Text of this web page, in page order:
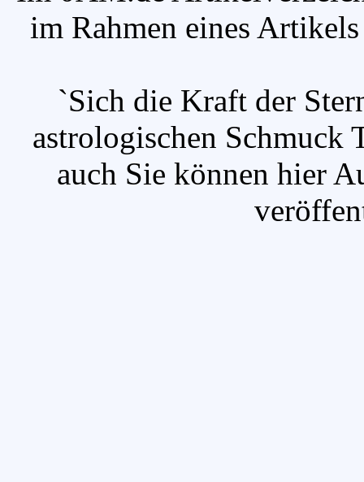
im Rahmen eines
`Sich die Kraft der
astrologischen Schmuck
auch Sie können hier